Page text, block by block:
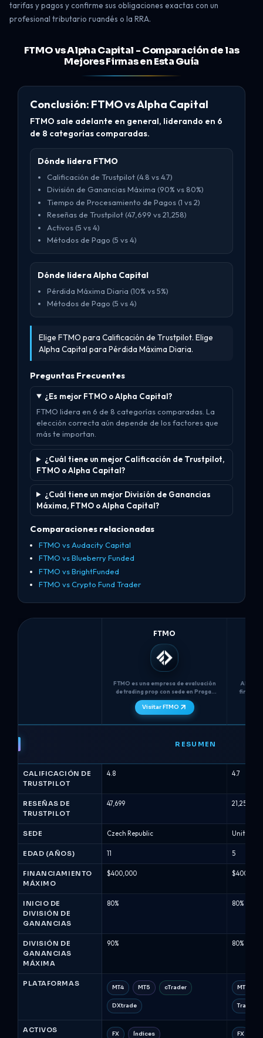
tarifas y pagos y confirme sus obligaciones exactas con un
profesional tributario ruandés o la RRA.
FTMO vs Alpha Capital - Comparación de las
Mejores Firmas en Esta Guía
Conclusión: FTMO vs Alpha Capital
FTMO sale adelante en general, liderando en 6
de 8 categorías comparadas.
Dónde lidera FTMO
Calificación de Trustpilot (4.8 vs 4.7)
División de Ganancias Máxima (90% vs 80%)
Tiempo de Procesamiento de Pagos (1 vs 2)
Reseñas de Trustpilot (47,699 vs 21,258)
Activos (5 vs 4)
Métodos de Pago (5 vs 4)
Dónde lidera Alpha Capital
Pérdida Máxima Diaria (10% vs 5%)
Métodos de Pago (5 vs 4)
Elige FTMO para Calificación de Trustpilot. Elige
Alpha Capital para Pérdida Máxima Diaria.
Preguntas Frecuentes
¿Es mejor FTMO o Alpha Capital?
FTMO lidera en 6 de 8 categorías comparadas. La
elección correcta aún depende de los factores que
más te importan.
¿Cuál tiene un mejor Calificación de Trustpilot,
FTMO o Alpha Capital?
¿Cuál tiene un mejor División de Ganancias
Máxima, FTMO o Alpha Capital?
Comparaciones relacionadas
FTMO vs Audacity Capital
FTMO vs Blueberry Funded
FTMO vs BrightFunded
FTMO vs Crypto Fund Trader
vs
Capital
de
firmas
de
(Agosto
FTMO
FTMO es una empresa de evaluación
de trading prop con sede en Praga,
fundada en 2015, que utiliza un
desafío de dos pasos (Desafío FTMO
+ Verificación) con tiempo ilimitado,
un estricto límite de pérdida diaria
Visitar FTMO
Alpha
firma
RESUMEN
CALIFICACIÓN DE
TRUSTPILOT
4.8 4.7
RESEÑAS DE
TRUSTPILOT
47,699 21,258
SEDE Czech Republic United
EDAD (AÑOS) 11 5
FINANCIAMIENTO
MÁXIMO
$400,000 $400,000
INICIO DE
DIVISIÓN DE
GANANCIAS
80% 80%
DIVISIÓN DE
GANANCIAS
MÁXIMA
90% 80%
PLATAFORMAS MT4 MT5 cTrader
DXtrade
MT5
ACTIVOS FX Índices FX